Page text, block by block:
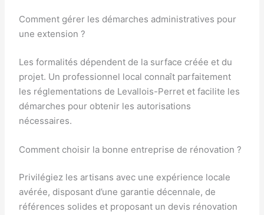
Comment gérer les démarches administratives pour
une extension ?
Les formalités dépendent de la surface créée et du
projet. Un professionnel local connaît parfaitement
les réglementations de Levallois-Perret et facilite les
démarches pour obtenir les autorisations
nécessaires.
Comment choisir la bonne entreprise de rénovation ?
Privilégiez les artisans avec une expérience locale
avérée, disposant d’une garantie décennale, de
références solides et proposant un devis rénovation